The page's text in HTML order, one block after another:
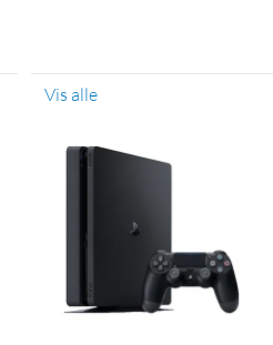
Vis alle